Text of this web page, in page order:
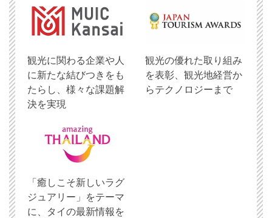
観光に関わる企業や人
に新たな結びつきをも
たらし、様々な課題解
決を実現
観光の優れた取り組み
を表彰、観光地経営か
らテクノロジーまで
「癒しこそ新しいラグ
ジュアリー」をテーマ
に、タイの最新情報を